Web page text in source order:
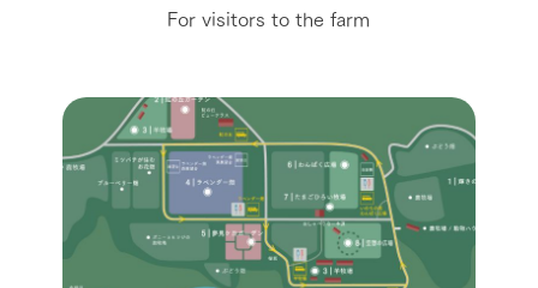
For visitors to the farm